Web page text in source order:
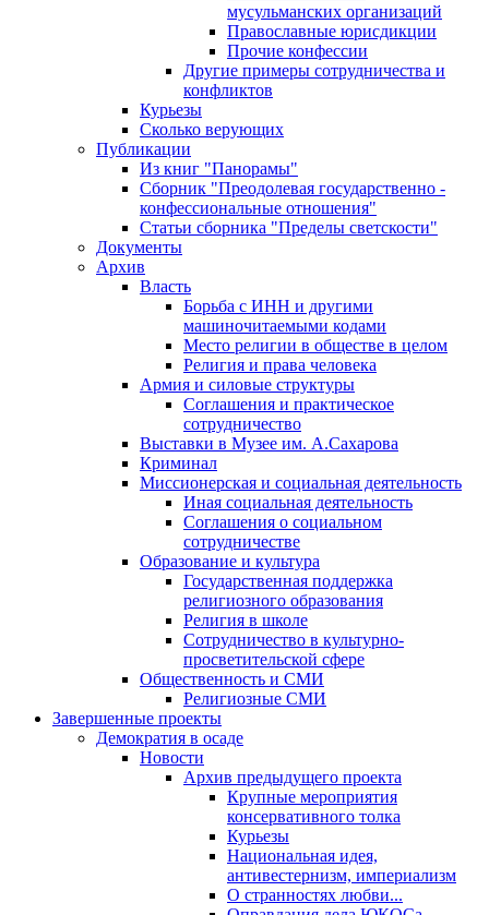
мусульманских организаций
Православные юрисдикции
Прочие конфессии
Другие примеры сотрудничества и
конфликтов
Курьезы
Сколько верующих
Публикации
Из книг "Панорамы"
Сборник "Преодолевая государственно -
конфессиональные отношения"
Статьи сборника "Пределы светскости"
Документы
Архив
Власть
Борьба с ИНН и другими
машиночитаемыми кодами
Место религии в обществе в целом
Религия и права человека
Армия и силовые структуры
Соглашения и практическое
сотрудничество
Выставки в Музее им. А.Сахарова
Криминал
Миссионерская и социальная деятельность
Иная социальная деятельность
Соглашения о социальном
сотрудничестве
Образование и культура
Государственная поддержка
религиозного образования
Религия в школе
Сотрудничество в культурно-
просветительской сфере
Общественность и СМИ
Религиозные СМИ
Завершенные проекты
Демократия в осаде
Новости
Архив предыдущего проекта
Крупные мероприятия
консервативного толка
Курьезы
Национальная идея,
антивестернизм, империализм
О странностях любви...